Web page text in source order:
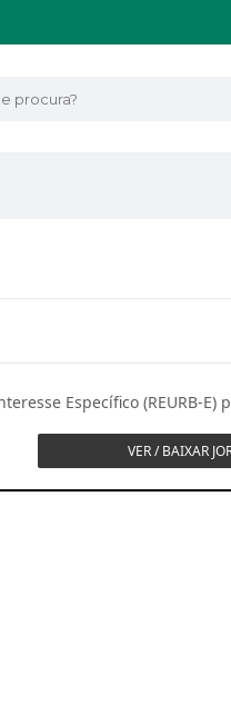
procura?
Específico (REURB-
VER / BAIXAR